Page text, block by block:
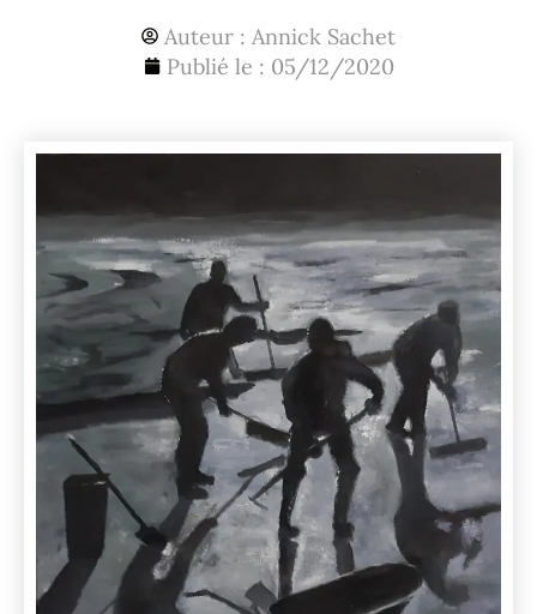
Auteur : Annick Sachet
Publié le : 05/12/2020